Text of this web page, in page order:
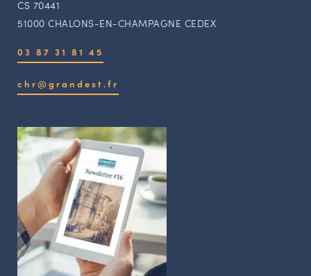
CS 70441
51000 CHALONS-EN-CHAMPAGNE CEDEX
03 87 31 81 45
chr@grandest.fr